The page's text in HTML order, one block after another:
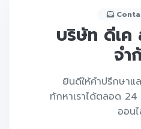
บริษัท ดีเค
จำ
ยินดีให้คำปรึกษาแ
ทักหาเราได้ตลอด
ออน